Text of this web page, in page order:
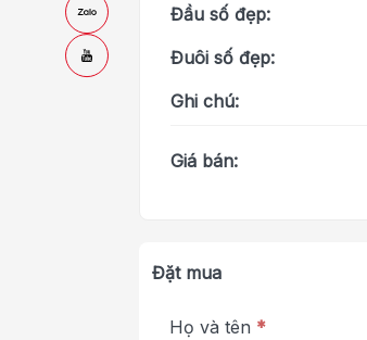
Đầu số đẹp:
Đuôi số đẹp:
Ghi chú:
Giá bán:
Đặt mua
Họ và tên *